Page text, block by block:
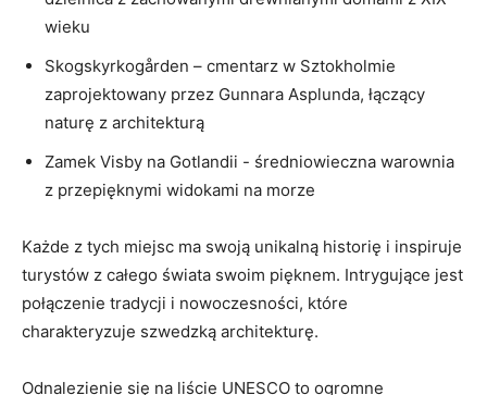
wieku
Skogskyrkogården – cmentarz⁢ w Sztokholmie
zaprojektowany⁤ przez Gunnara Asplunda, łączący
⁢naturę z architekturą
Zamek Visby na⁤ Gotlandii -​ średniowieczna⁣ warownia
z przepięknymi ‍widokami na⁢ morze
Każde ‍z ⁢tych miejsc ma swoją unikalną historię i inspiruje⁢
turystów z ​całego‍ świata swoim pięknem. Intrygujące jest
połączenie ⁣tradycji i nowoczesności, które
charakteryzuje ⁤szwedzką architekturę.
Odnalezienie się ⁣na ⁢liście UNESCO to ogromne